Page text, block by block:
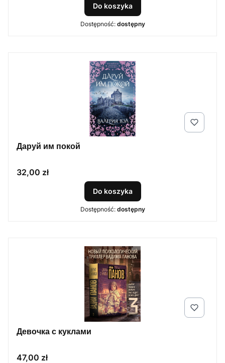
Do koszyka
Dostępność: dostępny
Даруй им покой
Cena
32,00 zł
Do koszyka
Dostępność: dostępny
Девочка с куклами
Cena
47,00 zł